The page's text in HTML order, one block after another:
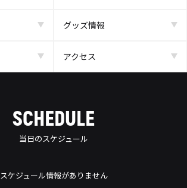
グッズ情報
アクセス
SCHEDULE
当日のスケジュール
スケジュール情報がありません